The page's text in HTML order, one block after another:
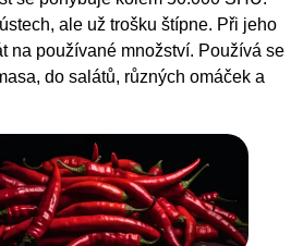
ale už trošku štípne. Při jeho
na používané množství. Používá se
do salátů, různých omáček a